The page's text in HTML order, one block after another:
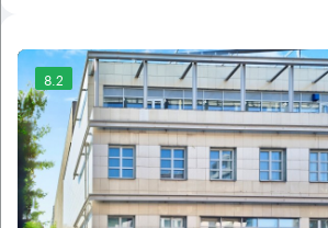
8.2